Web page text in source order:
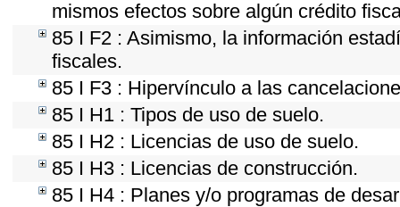
mismos efectos sobre algún crédito
85 I F2 : Asimismo, la información
fiscales.
85 I F3 : Hipervínculo a las
85 I H1 : Tipos de uso de suelo.
85 I H2 : Licencias de uso de suelo.
85 I H3 : Licencias de construcción.
85 I H4 : Planes y/o programas de